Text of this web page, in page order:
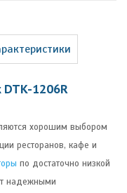
1206R
хорошим выбором
ресторанов, кафе и
по достаточно низкой
надежными